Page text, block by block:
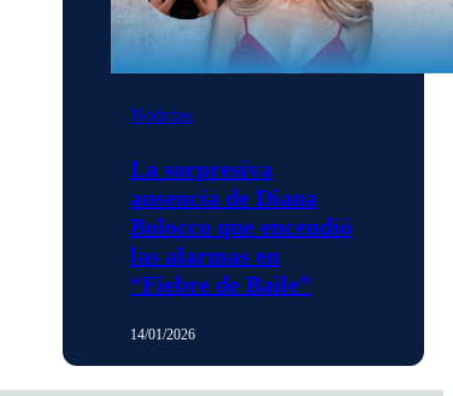
Noticias
La sorpresiva
ausencia de Diana
Bolocco que encendió
las alarmas en
“Fiebre de Baile”
14/01/2026